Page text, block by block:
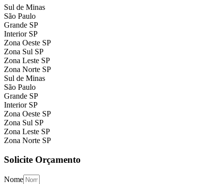
Sul de Minas
São Paulo
Grande SP
Interior SP
Zona Oeste SP
Zona Sul SP
Zona Leste SP
Zona Norte SP
Sul de Minas
São Paulo
Grande SP
Interior SP
Zona Oeste SP
Zona Sul SP
Zona Leste SP
Zona Norte SP
Solicite Orçamento
Nome